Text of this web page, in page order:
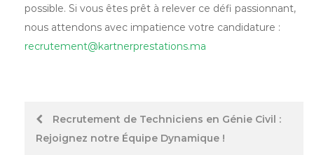
possible. Si vous êtes prêt à relever ce défi passionnant,
nous attendons avec impatience votre candidature :
recrutement@kartnerprestations.ma
PostRecrutement de Techniciens en Génie Civil :
Rejoignez notre Équipe Dynamique !